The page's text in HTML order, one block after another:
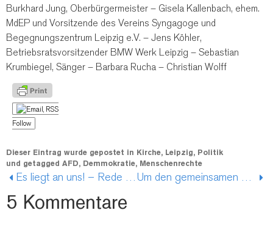
Burkhard Jung, Oberbürgermeister – Gisela Kallenbach, ehem.
MdEP und Vorsitzende des Vereins Syngagoge und
Begegnungszentrum Leipzig e.V. – Jens Köhler,
Betriebsratsvorsitzender BMW Werk Leipzig – Sebastian
Krumbiegel, Sänger – Barbara Rucha – Christian Wolff
Follow
Dieser Eintrag wurde gepostet in Kirche, Leipzig, Politik
und getagged AFD, Demmokratie, Menschenrechte
Es liegt an uns! – Rede auf der Kundgebung „Zusammen gegen Rechts“ Um den gemeinsamen Nenner ringen – Rede von Dr. Anselm Hartinger am 30.01.2024
5 Kommentare